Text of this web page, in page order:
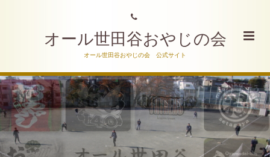
オール世田谷おやじの会
オール世田谷おやじの会 公式サイト